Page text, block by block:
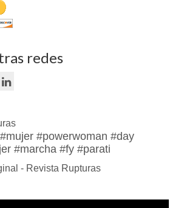
redes
#mujer #powerwoman #day
#marcha #fy #parati
- Revista Rupturas